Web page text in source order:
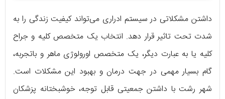
دکتر مهدی سبطی(چهارراه گلسار)
داشتن مشکلاتی در سیستم ادراری می‌تواند کیفیت زندگی را به
شدت تحت تاثیر قرار دهد. انتخاب یک متخصص کلیه و جراح
کلیه یا به عبارت دیگر، یک متخصص اورولوژی ماهر و باتجربه،
گام بسیار مهمی در جهت درمان و بهبود این مشکلات است.
شهر رشت با داشتن جمعیتی قابل توجه، خوشبختانه پزشکان